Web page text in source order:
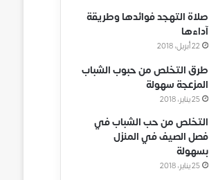
صلاة التهجد فوائدها وطريقة
آداءها
22 أبريل، 2018
طرق التخلص من حبوب الشباب
المزعجة سهولة
25 يناير، 2018
التخلص من حب الشباب في
فصل الصيف في المنزل
بسهولة
25 يناير، 2018